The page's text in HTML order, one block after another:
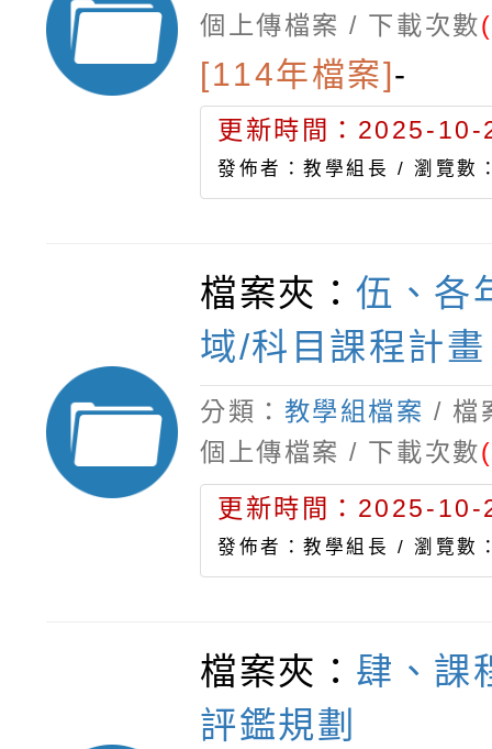
個上傳檔案 / 下載次數
[114年檔案]-
更新時間：2025-
發佈者：教學組長 /瀏覽數
檔案夾：伍、各
域/科目課程計畫
分類： 教學組檔案 / 檔
個上傳檔案 / 下載次數
更新時間：2025-
發佈者：教學組長 /瀏覽數
檔案夾： 肆、課
評鑑規劃